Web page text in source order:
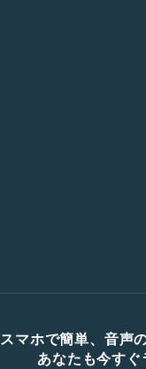
スマホで簡単、音声
あなたも今す